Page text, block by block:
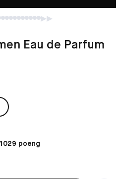
Eau de Parfum
poeng